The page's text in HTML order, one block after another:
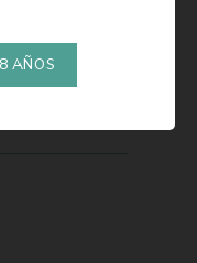
AÑOS